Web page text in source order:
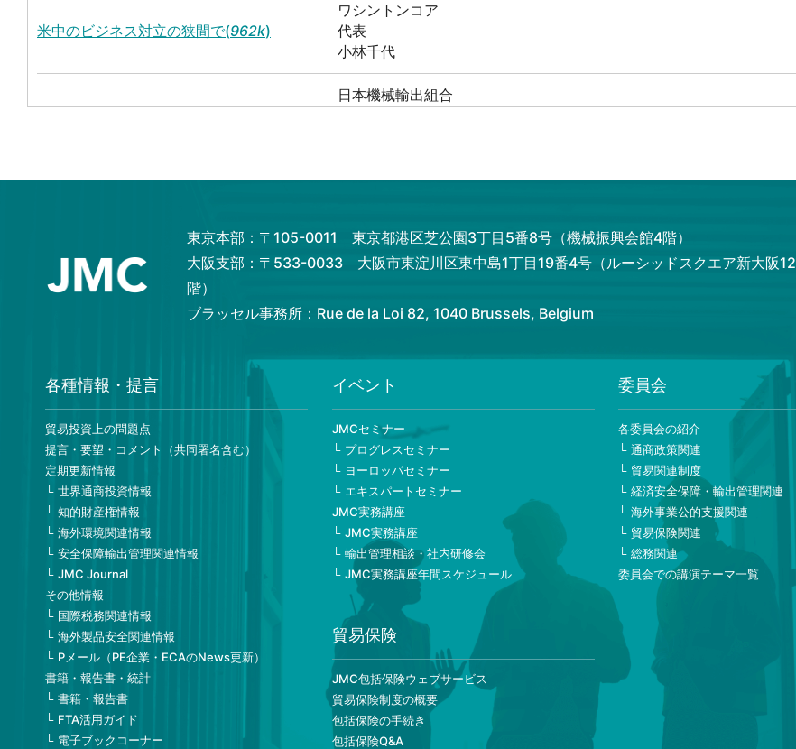
米中のビジネス対立の狭間で(962k)
ワシントンコア
代表
小林千代
日本機械輸出組合
ワシントンコア
米国で活発に議論されるRIGHT TO
REPAIR（修理する権利）(
ワシントンコア
小林知代
米パシフィックノースウェストとデンマーク
の事例、産業共生（インダストリアル・シン
バイオシス）(1776k)
ワシントンコア
代表
カーボントラストのポール・マッキニー氏に
聞く！！
英国政府による産業分野での脱カーボン技術
支援に関する取り組み(
ワシントンコア
代表
小林知代
ベルギー王室について(
日本機械輸出組合
ブラッセル事務所 次長
浅田英昭
ダグ・ブロック氏に聞く！ 自律走行車
（Autonomous Driving: AV）との共存－
AV導入後の労働者の明日のために－(
ワシントンコア
小林知代
クレッグ・ステファンセン氏に聞く！ －脱
ワシントン・コア
東京本部：〒105-0011 東京都港区芝公園3丁目5番8号（機械振興会館4階）
大阪支部：〒533-0033 大阪市東淀川区東中島1丁目19番4号（ルーシッドスクエア新大阪12
階）
ブラッセル事務所：Rue de la Loi 82, 1040 Brussels, Belgium
各種情報・提言
貿易投資上の問題点
提言・要望・コメント（共同署名含む）
定期更新情報
世界通商投資情報
知的財産権情報
海外環境関連情報
安全保障輸出管理関連情報
JMC Journal
その他情報
国際税務関連情報
海外製品安全関連情報
Pメール（PE企業・ECAのNews更新）
書籍・報告書・統計
書籍・報告書
FTA活用ガイド
電子ブックコーナー
イベント
JMCセミナー
プログレスセミナー
ヨーロッパセミナー
エキスパートセミナー
JMC実務講座
JMC実務講座
輸出管理相談・社内研修会
JMC実務講座年間スケジュール
貿易保険
JMC包括保険ウェブサービス
貿易保険制度の概要
包括保険の手続き
包括保険Q&A
委員会
各委員会の紹介
通商政策関連
貿易関連制度
経済安全保障・輸出管理関連
海外事業公的支援関連
貿易保険関連
総務関連
委員会での講演テーマ一覧